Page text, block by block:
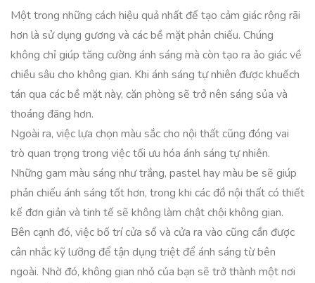
Một trong những cách hiệu quả nhất để tạo cảm giác rộng rãi
hơn là sử dụng gương và các bề mặt phản chiếu. Chúng
không chỉ giúp tăng cường ánh sáng mà còn tạo ra ảo giác về
chiều sâu cho không gian. Khi ánh sáng tự nhiên được khuếch
tán qua các bề mặt này, căn phòng sẽ trở nên sáng sủa và
thoáng đãng hơn.
Ngoài ra, việc lựa chọn màu sắc cho nội thất cũng đóng vai
trò quan trọng trong việc tối ưu hóa ánh sáng tự nhiên.
Những gam màu sáng như trắng, pastel hay màu be sẽ giúp
phản chiếu ánh sáng tốt hơn, trong khi các đồ nội thất có thiết
kế đơn giản và tinh tế sẽ không làm chật chội không gian.
Bên cạnh đó, việc bố trí cửa sổ và cửa ra vào cũng cần được
cân nhắc kỹ lưỡng để tận dụng triệt để ánh sáng từ bên
ngoài. Nhờ đó, không gian nhỏ của bạn sẽ trở thành một nơi